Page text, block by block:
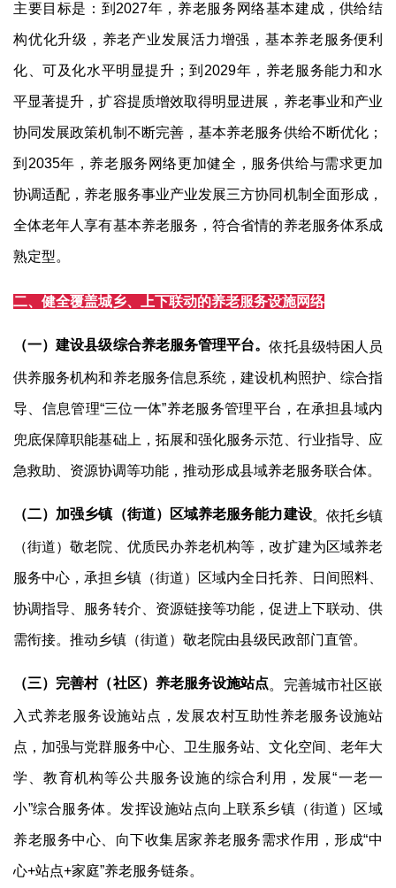
主要目标是：到 2027年，养老服务网络基本建成，供给结
构优化升级，养老产业发展活力增强，基本养老服务便利
化、可及化水平明显提升；到 2029年，养老服务能力和水
平显著提升，扩容提质增效取得明显进展，养老事业和产业
协同发展政策机制不断完善，基本养老服务供给不断优化；
到 2035年，养老服务网络更加健全，服务供给与需求更加
协调适配，养老服务事业产业发展三方协同机制全面形成，
全体老年人享有基本养老服务，符合省情的养老服务体系成
熟定型。
二、健全覆盖城乡、上下联动的养老服务设施网络
（一）建设县级综合养老服务管理平台。依托县级特困人员
供养服务机构和养老服务信息系统，建设机构照护、综合指
导、信息管理“三位一体”养老服务管理平台，在承担县域内
兜底保障职能基础上，拓展和强化服务示范、行业指导、应
急救助、资源协调等功能，推动形成县域养老服务联合体。
（二）加强乡镇（街道）区域养老服务能力建设。依托乡镇
（街道）敬老院、优质民办养老机构等，改扩建为区域养老
服务中心，承担乡镇（街道）区域内全日托养、日间照料、
协调指导、服务转介、资源链接等功能，促进上下联动、供
需衔接。推动乡镇（街道）敬老院由县级民政部门直管。
（三）完善村（社区）养老服务设施站点。完善城市社区嵌
入式养老服务设施站点，发展农村互助性养老服务设施站
点，加强与党群服务中心、卫生服务站、文化空间、老年大
学、教育机构等公共服务设施的综合利用，发展“一老一
小”综合服务体。发挥设施站点向上联系乡镇（街道）区域
养老服务中心、向下收集居家养老服务需求作用，形成“中
心+站点+家庭”养老服务链条。